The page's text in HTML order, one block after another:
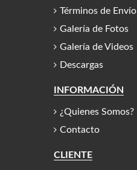
Términos de Envío
Galería de Fotos
Galería de Videos
Descargas
INFORMACIÓN
¿Quienes Somos?
Contacto
CLIENTE